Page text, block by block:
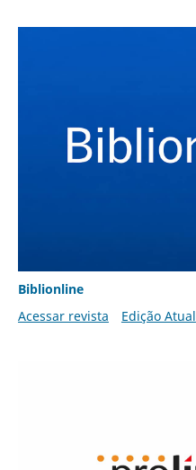
Biblionline
Acessar revista
Edição Atual